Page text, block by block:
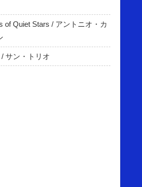
of Quiet Stars / アントニオ・カ
サン・トリオ